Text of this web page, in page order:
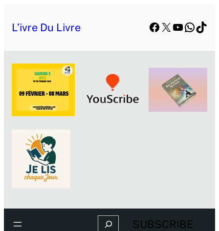
L’ivre Du Livre Facebook
X YouTube
Search SUBSCRIBE